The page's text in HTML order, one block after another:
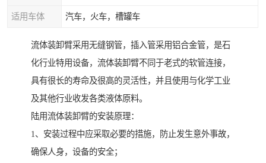
适用车体 汽车，火车，槽罐车
流体装卸臂采用无缝钢管，插入管采用铝合金管，是石
化行业特用设备，流体装卸臂不同于老式的软管连接，
具有很长的寿命及很高的灵活性，并且使用与化学工业
及其他行业收发各类液体原料。
陆用流体装卸臂的安装原理：
1、安装过程中应采取必要的措施，防止发生意外事故，
确保人身，设备的安全；